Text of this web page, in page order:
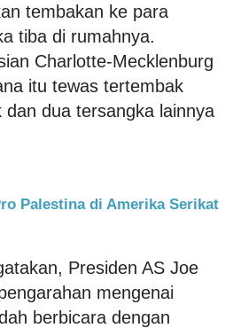
tembakan ke para
tiba di rumahnya.
Charlotte-Mecklenburg
itu tewas tertembak
dua tersangka lainnya
Palestina di Amerika Serikat
Presiden AS Joe
mengenai
berbicara dengan